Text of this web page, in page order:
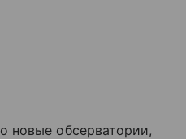
новые обсерватории,